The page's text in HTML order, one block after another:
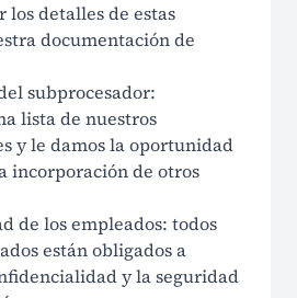
los detalles de estas
documentación de
subprocesador:
lista de nuestros
y le damos la oportunidad
incorporación de otros
de los empleados: todos
están obligados a
y la seguridad